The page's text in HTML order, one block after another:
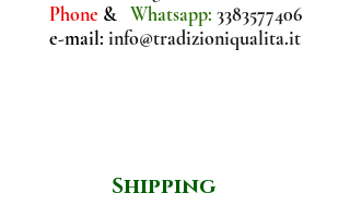
raccolta, a questi cristalli di
pregiato Fior di Sale viene
Phone & Whatsapp: 3383577406
e-mail: info@tradizioniqualita.it
Shipping